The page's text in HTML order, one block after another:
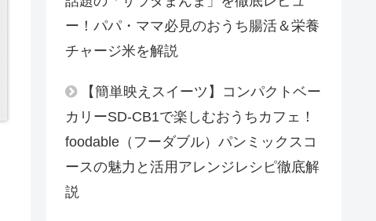
ー！パパ・ママ必見のおうち腸活＆栄養
チャージ米を解説
【簡単映えスイーツ】コンパクトベー
カリーSD-CB1で楽しむおうちカフェ！
foodable（フーダブル）パンミックスコ
ースの魅力と活用アレンジレシピ徹底解
説